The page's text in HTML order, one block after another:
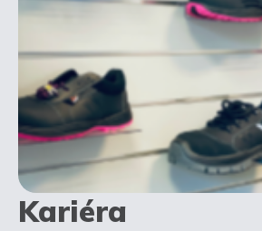
Kariéra